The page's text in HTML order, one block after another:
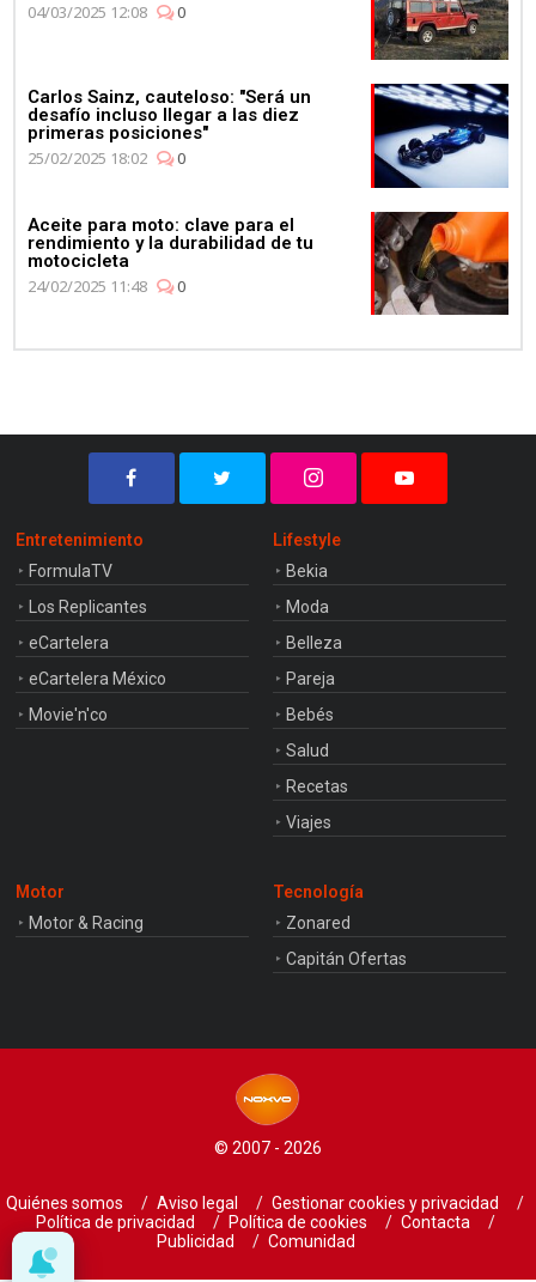
04/03/2025 12:08
0
Carlos Sainz, cauteloso: "Será un
desafío incluso llegar a las diez
primeras posiciones"
25/02/2025 18:02
0
Aceite para moto: clave para el
rendimiento y la durabilidad de tu
motocicleta
24/02/2025 11:48
0
Entretenimiento
FormulaTV
Los Replicantes
eCartelera
eCartelera México
Movie'n'co
Lifestyle
Bekia
Moda
Belleza
Pareja
Bebés
Salud
Recetas
Viajes
Motor
Motor & Racing
Tecnología
Zonared
Capitán Ofertas
© 2007 - 2026
Quiénes somos Aviso legal
Gestionar cookies y privacidad
Política de privacidad
Política de cookies
Contacta
Publicidad
Comunidad